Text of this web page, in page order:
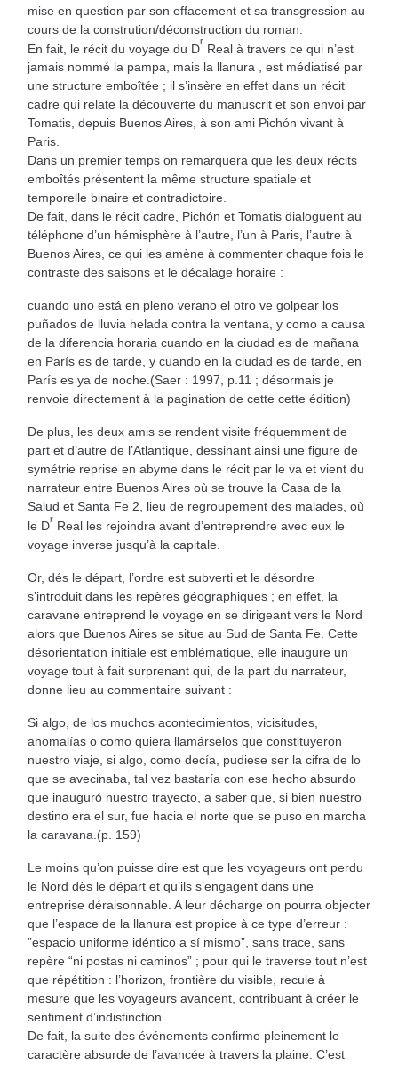
mise en question par son effacement et sa transgression au
cours de la constrution/déconstruction du roman.
En fait, le récit du voyage du D
r
Real à travers ce qui n’est
jamais nommé la pampa, mais la llanura , est médiatisé par
une structure emboîtée ; il s’insère en effet dans un récit
cadre qui relate la découverte du manuscrit et son envoi par
Tomatis, depuis Buenos Aires, à son ami Pichón vivant à
Paris.
Dans un premier temps on remarquera que les deux récits
emboîtés présentent la même structure spatiale et
temporelle binaire et contradictoire.
De fait, dans le récit cadre, Pichón et Tomatis dialoguent au
téléphone d’un hémisphère à l’autre, l’un à Paris, l’autre à
Buenos Aires, ce qui les amène à commenter chaque fois le
contraste des saisons et le décalage horaire :
cuando uno está en pleno verano el otro ve golpear los
puñados de lluvia helada contra la ventana, y como a causa
de la diferencia horaria cuando en la ciudad es de mañana
en París es de tarde, y cuando en la ciudad es de tarde, en
París es ya de noche.(Saer : 1997, p.11 ; désormais je
renvoie directement à la pagination de cette cette édition)
De plus, les deux amis se rendent visite fréquemment de
part et d’autre de l’Atlantique, dessinant ainsi une figure de
symétrie reprise en abyme dans le récit par le va et vient du
narrateur entre Buenos Aires où se trouve la Casa de la
Salud et Santa Fe 2, lieu de regroupement des malades, où
le D
r
Real les rejoindra avant d’entreprendre avec eux le
voyage inverse jusqu’à la capitale.
Or, dés le départ, l’ordre est subverti et le désordre
s’introduit dans les repères géographiques ; en effet, la
caravane entreprend le voyage en se dirigeant vers le Nord
alors que Buenos Aires se situe au Sud de Santa Fe. Cette
désorientation initiale est emblématique, elle inaugure un
voyage tout à fait surprenant qui, de la part du narrateur,
donne lieu au commentaire suivant :
Si algo, de los muchos acontecimientos, vicisitudes,
anomalías o como quiera llamárselos que constituyeron
nuestro viaje, si algo, como decía, pudiese ser la cifra de lo
que se avecinaba, tal vez bastaría con ese hecho absurdo
que inauguró nuestro trayecto, a saber que, si bien nuestro
destino era el sur, fue hacia el norte que se puso en marcha
la caravana.(p. 159)
Le moins qu’on puisse dire est que les voyageurs ont perdu
le Nord dès le départ et qu’ils s’engagent dans une
entreprise déraisonnable. A leur décharge on pourra objecter
que l’espace de la llanura est propice à ce type d’erreur :
”espacio uniforme idéntico a sí mismo”, sans trace, sans
repère “ni postas ni caminos” ; pour qui le traverse tout n’est
que répétition : l’horizon, frontière du visible, recule à
mesure que les voyageurs avancent, contribuant à créer le
sentiment d’indistinction.
De fait, la suite des événements confirme pleinement le
caractère absurde de l’avancée à travers la plaine. C’est